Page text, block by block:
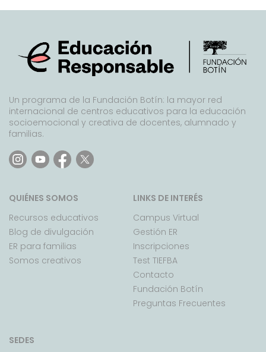
Un programa de la Fundación Botín: la mayor red
internacional de centros educativos para la educación
socioemocional y creativa de docentes, alumnado y
familias.
QUIÉNES SOMOS
Recursos educativos
Blog de divulgación
ER para familias
Somos creativos
LINKS DE INTERÉS
Campus Virtual
Gestión ER
Inscripciones
Test TIEFBA
Contacto
Fundación Botín
Preguntas Frecuentes
SEDES